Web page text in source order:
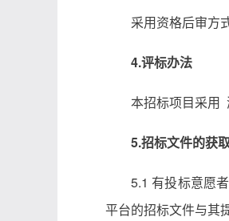
采用资格后审方
4.评标办法
本招标项目采用
5.招标文件的获
5.1 有投标意愿
平台的招标文件与其